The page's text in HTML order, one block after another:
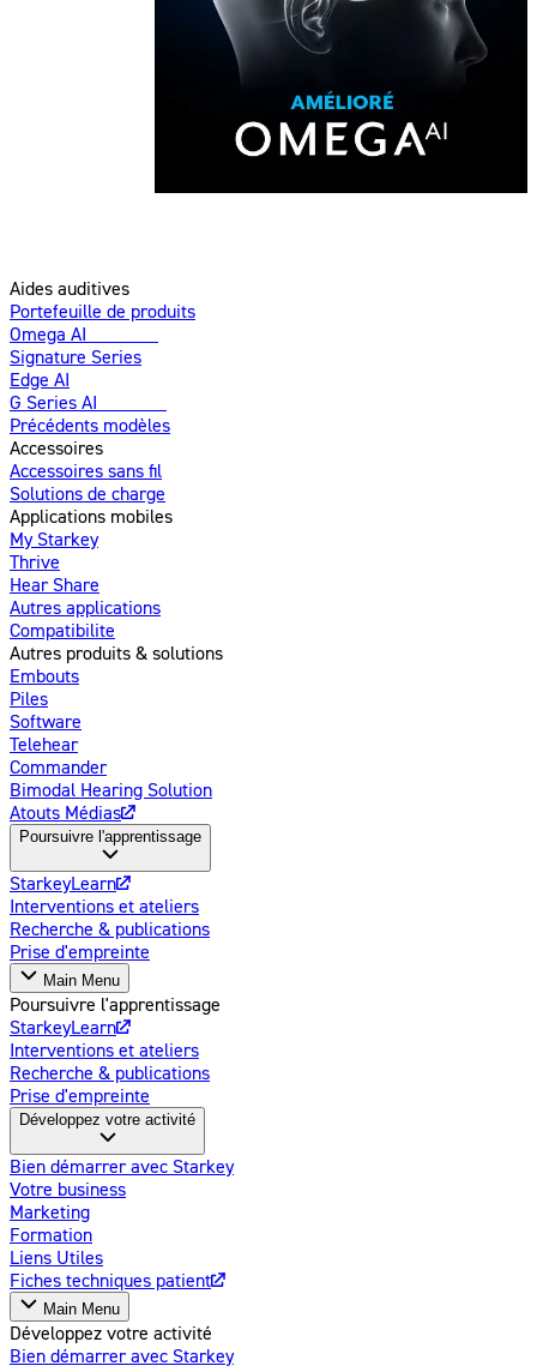
Aides auditives
Portefeuille de produits
Omega AI
Signature Series
Edge AI
G Series AI
Précédents modèles
Accessoires
Accessoires sans fil
Solutions de charge
Applications mobiles
My Starkey
Thrive
Hear Share
Autres applications
Compatibilite
Autres produits & solutions
Embouts
Piles
Software
Telehear
Commander
Bimodal Hearing Solution
Atouts Médias
Poursuivre l'apprentissage
StarkeyLearn
Interventions et ateliers
Recherche & publications
Prise d'empreinte
Main Menu
Poursuivre l'apprentissage
StarkeyLearn
Interventions et ateliers
Recherche & publications
Prise d'empreinte
Développez votre activité
Bien démarrer avec Starkey
Votre business
Marketing
Formation
Liens Utiles
Fiches techniques patient
Main Menu
Développez votre activité
Bien démarrer avec Starkey